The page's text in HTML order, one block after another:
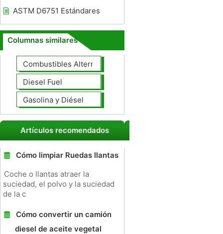
ASTM D6751 Estándares
Columnas similares
Combustibles Alternativos
Diesel Fuel
Gasolina y Diésel
Artículos recomendados
Cómo limpiar Ruedas llantas
Coche o llantas atraer la
suciedad, el polvo y la suciedad
de la c
Cómo convertir un camión
diesel de aceite vegetal